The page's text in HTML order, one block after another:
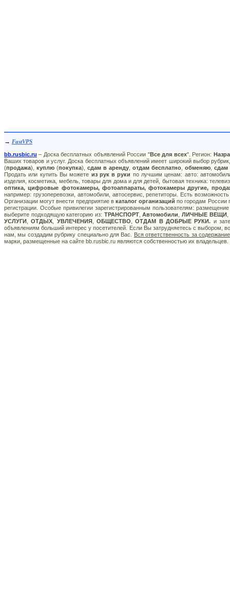
→ FastVPS
bb.rusbic.ru – Доска бесплатных объявлений России "Все для всех". Регион:
Ваших товаров и услуг. Доска бесплатных объявлений имеет широкий выбор
(продажа), куплю (покупка), сдам в аренду отдам бесплатно обменяю сдам
Продать или купить Вы можете из рук в руки по лучшим ценам: авто:
изделия, косметика, мебель, товары для дома и для детей, бытовая техника:
оптика, цифровые фотокамеры, фотоаппараты, фотокамеры другие,
например: грузоперевозки, автомобили, автосервис, репетиторы. Есть
Организации могут внести предприятие в каталог организаций по городам России
регистрации. Особые привилегии зарегистрированным пользователям:
выберите подходящую категорию из: ТРАНСПОРТ,Автомобили ,ЛИЧНЫЕ ВЕЩИ,
УСЛУГИ ,ОТДЫХ УВЛЕЧЕНИЯ,ОБЩЕСТВО ,ОТДАМ В ДОБРЫЕ РУКИ. и
объявлениям больший интерес у посетителей. Если Вы затрудняетесь с выбором,
нам, мы создадим рубрику специально для Вас.
Вся ответственность за
марки, размещенные на сайте bb.rusbic.ru являются собственностью их владельцев.